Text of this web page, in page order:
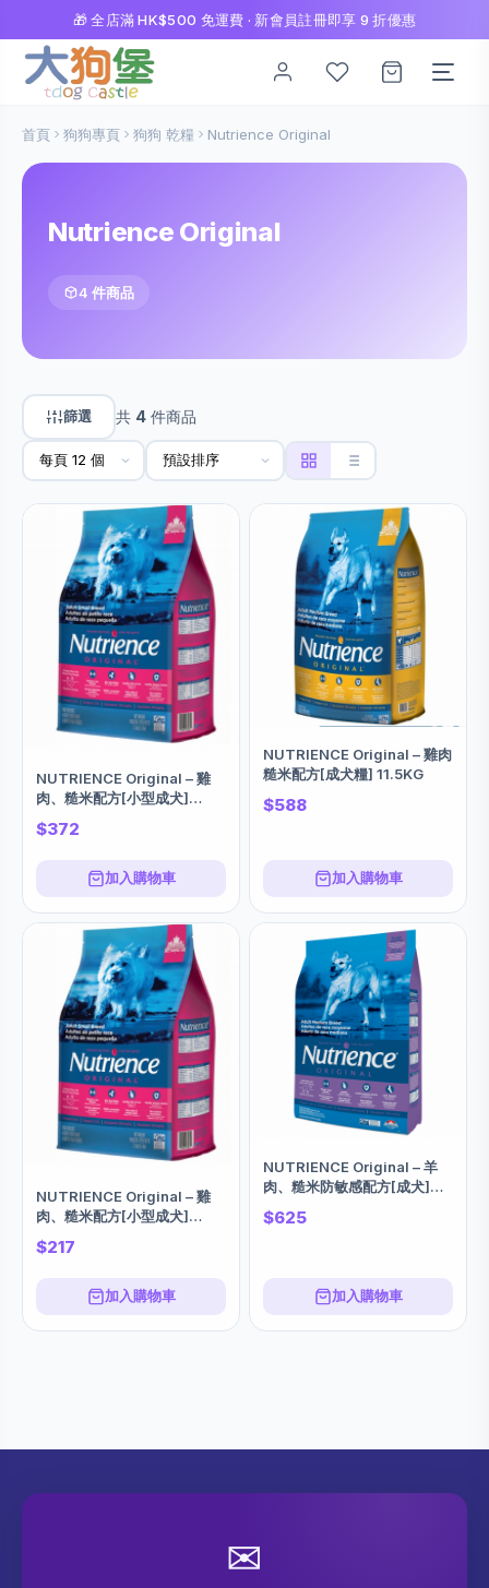
🎁 全店滿 HK$500 免運費 · 新會員註冊即享 9 折優惠
首頁 狗狗專頁 狗狗 乾糧 Nutrience Original
Nutrience Original
4 件商品
篩選 共 4 件商品
NUTRIENCE Original – 雞
肉、糙米配方[小型成犬]
2.5KG X 2包
$372
加入購物車
NUTRIENCE Original – 雞肉
糙米配方[成犬糧] 11.5KG
$588
加入購物車
NUTRIENCE Original – 雞
肉、糙米配方[小型成犬]
2.5KG
$217
加入購物車
NUTRIENCE Original – 羊
肉、糙米防敏感配方[成犬]
11.5KG
$625
加入購物車
✉